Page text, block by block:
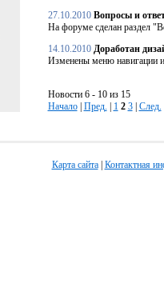
27.10.2010 Вопросы и
На форуме сделан раздел
14.10.2010 Доработан
Изменены меню навигации
Новости 6 - 10 из 15
Начало| Пред. 1 2 3| След.
Карта сайта| Контактная